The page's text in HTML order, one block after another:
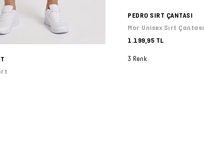
PEDRO SIRT ÇANTASI
Mor Unisex Sırt Çantası
1.199,95 TL
3 Renk